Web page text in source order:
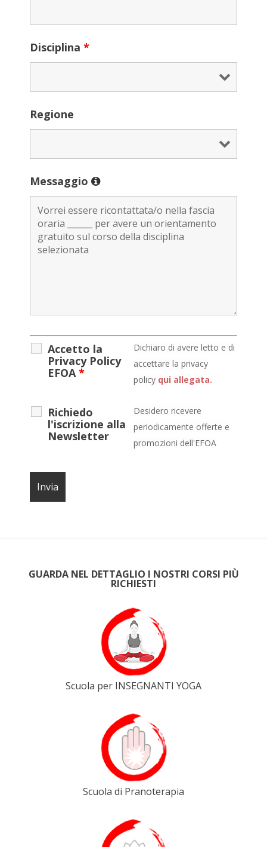
Disciplina *
Regione
Messaggio
Accetto la
Privacy Policy
EFOA *
Dichiaro di avere letto e di
accettare la privacy
policy qui allegata.
Richiedo
l'iscrizione alla
Newsletter
Desidero ricevere
periodicamente offerte e
promozioni dell'EFOA
GUARDA NEL DETTAGLIO I NOSTRI CORSI PIÙ
RICHIESTI
Scuola per INSEGNANTI YOGA
Scuola di Pranoterapia